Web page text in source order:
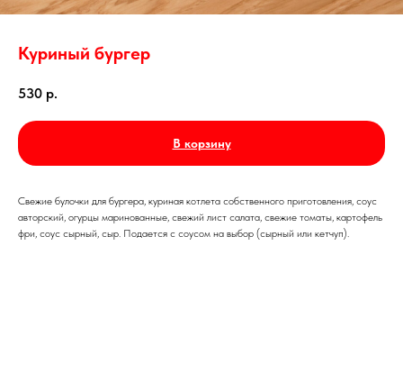
Куриный бургер
530 р.
В корзину
Свежие булочки для бургера, куриная котлета собственного приготовления, соус
авторский, огурцы маринованные, свежий лист салата, свежие томаты, картофель
фри, соус сырный, сыр. Подается с соусом на выбор (сырный или кетчуп).